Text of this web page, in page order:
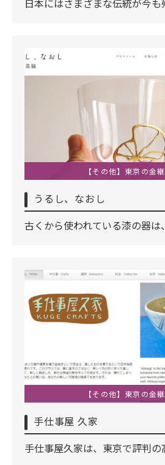
【その他】東京の金
うるし、なおし
古くから使われている漆の器は
【その他】東京の金
手仕事屋 久家
手仕事屋久家は、東京で評判の